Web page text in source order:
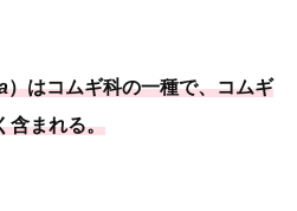
）はコムギ科の一種で、コムギ
含まれる。